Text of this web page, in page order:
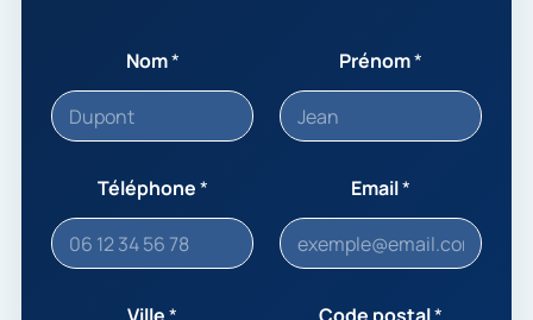
Nom* Prénom*
Téléphone* Email*